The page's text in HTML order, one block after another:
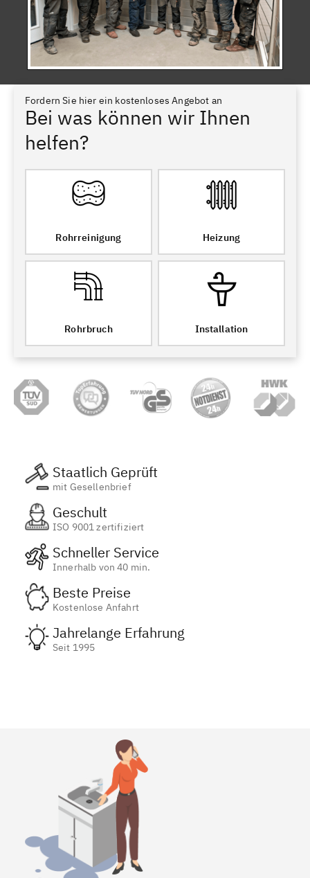
Fordern Sie hier ein kostenloses Angebot an
Bei was können wir Ihnen
helfen?
Rohrreinigung Heizung
Rohrbruch Installation
Staatlich Geprüft
mit Gesellenbrief
Geschult
ISO 9001 zertifiziert
Schneller Service
Innerhalb von 40 min.
Beste Preise
Kostenlose Anfahrt
Jahrelange Erfahrung
Seit 1995